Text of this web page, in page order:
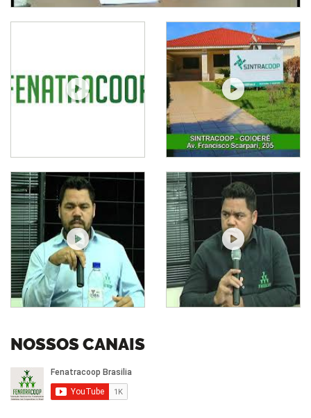
NOSSOS CANAIS